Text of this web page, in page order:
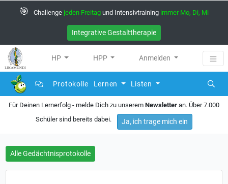
🎯 Challenge jeden Freitag und Intensivtraining immer Mo, Di, Mi
Integrative Gestalttherapie
HP HPP Anmelden
Protokolle Lernen Listen
Für Deinen Lernerfolg - melde Dich zu unserem Newsletter an. Über 7.000
Schüler sind bereits dabei.
Ja, ich trage mich ein
Alle Gedächtnisprotokolle